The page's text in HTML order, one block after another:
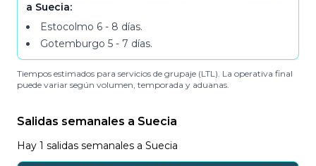
a Suecia:
Estocolmo 6 - 8 días.
Gotemburgo 5 - 7 días.
Tiempos estimados para servicios de grupaje (LTL). La operativa final
puede variar según volumen, temporada y aduanas.
Salidas semanales a Suecia
Hay 1 salidas semanales a Suecia